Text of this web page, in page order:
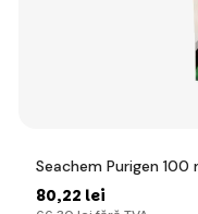
Seachem Purigen 100
80,22 lei